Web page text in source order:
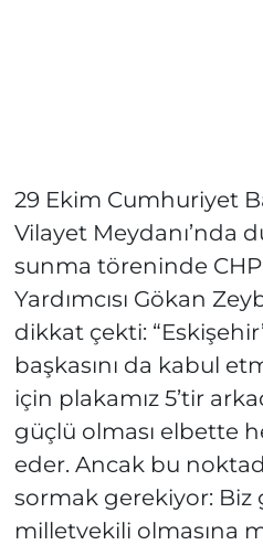
29 Ekim Cumhuriyet
Vilayet Meydanı’nda
sunma töreninde
Yardımcısı Gökan
dikkat çekti:
başkasını da kabul
için plakamız 5’tir
güçlü olması elbette
eder. Ancak bu
sormak gerekiyor: Biz
milletvekili olmasına